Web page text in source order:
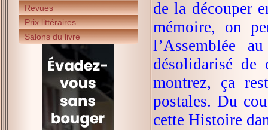
Revues
Prix littéraires
Salons du livre
de la découper
mémoire, on
l’Assemblée
désolidarisé
montrez, ça
postales. Du
cette Histoire